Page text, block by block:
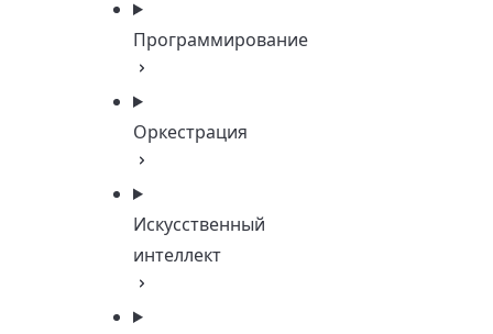
Программирование
Оркестрация
Искусственный
интеллект